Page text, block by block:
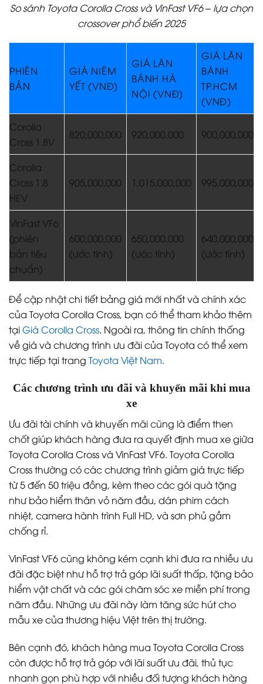
So sánh Toyota Corolla Cross và VinFast VF6 – lựa chọn
crossover phổ biến 2025
PHIÊN
BẢN
GIÁ NIÊM
YẾT (VNĐ)
GIÁ LĂN
BÁNH HÀ
NỘI (VNĐ)
GIÁ LĂN
BÁNH
TP.HCM
(VNĐ)
Corolla
Cross 1.8V
820,000,000 920,000,000 900,000,000
Corolla
Cross 1.8
HEV
905,000,000 1,015,000,000 995,000,000
VinFast VF6
(phiên
bản tiêu
chuẩn)
600,000,000
(ước tính)
650,000,000
(ước tính)
640,000,000
(ước tính)
Để cập nhật chi tiết bảng giá mới nhất và chính xác
của Toyota Corolla Cross, bạn có thể tham khảo thêm
tạiGiá Corolla Cross. Ngoài ra, thông tin chính thống
về giá và chương trình ưu đãi của Toyota có thể xem
trực tiếp tại trang Toyota Việt Nam.
Các chương trình ưu đãi và khuyến mãi khi mua
xe
Ưu đãi tài chính và khuyến mãi cũng là điểm then
chốt giúp khách hàng đưa ra quyết định mua xe giữa
Toyota Corolla Cross và VinFast VF6. Toyota Corolla
Cross thường có các chương trình giảm giá trực tiếp
từ 5 đến 50 triệu đồng, kèm theo các gói quà tặng
như bảo hiểm thân vỏ năm đầu, dán phim cách
nhiệt, camera hành trình Full HD, và sơn phủ gầm
chống rỉ.
VinFast VF6 cũng không kém cạnh khi đưa ra nhiều ưu
đãi đặc biệt như hỗ trợ trả góp lãi suất thấp, tặng bảo
hiểm vật chất và các gói chăm sóc xe miễn phí trong
năm đầu. Những ưu đãi này làm tăng sức hút cho
mẫu xe của thương hiệu Việt trên thị trường.
Bên cạnh đó, khách hàng mua Toyota Corolla Cross
còn được hỗ trợ trả góp với lãi suất ưu đãi, thủ tục
nhanh gọn phù hợp với nhiều đối tượng khách hàng